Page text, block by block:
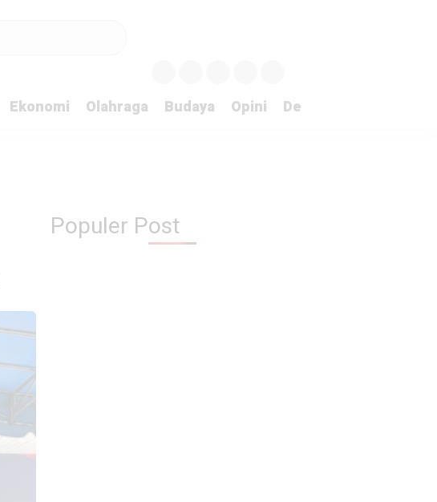
Ekonomi Olahraga Budaya Opini Demokrasi
Populer Post